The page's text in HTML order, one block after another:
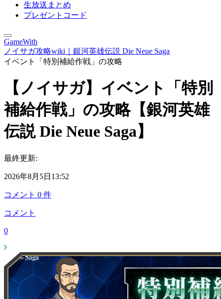
生放送まとめ
プレゼントコード
GameWith
ノイサガ攻略wiki｜銀河英雄伝説 Die Neue Saga
イベント「特別補給作戦」の攻略
【ノイサガ】イベント「特別
補給作戦」の攻略【銀河英雄
伝説 Die Neue Saga】
最終更新:
2026年8月5日13:52
コメント 0 件
コメント
0